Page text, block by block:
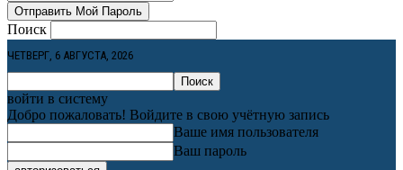
Поиск
ЧЕТВЕРГ, 6 АВГУСТА, 2026
войти в систему
Добро пожаловать! Войдите в свою учётную запись
Ваше имя пользователя
Ваш пароль